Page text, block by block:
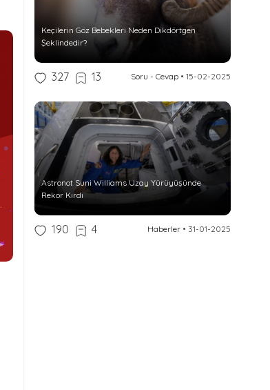
Keçilerin Göz Bebekleri Neden Dikdörtgen
Şeklindedir?
327 13 Soru - Cevap• 15-02-2025
Astronot Suni Williams Uzay Yürüyüşünde
Rekor Kırdı
190 4 Haberler• 31-01-2025